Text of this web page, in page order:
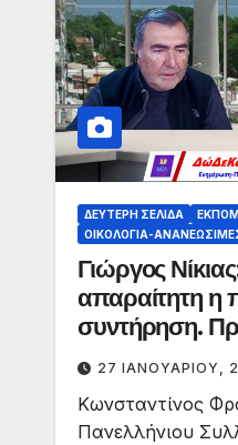
ΔΕΎΤΕΡΗ ΣΕΛΊΔΑ
ΟΙΚΟΛΟΓΊΑ-
Γιώργος
απαραίτητη η
συντήρηση.
ΠΑΣΥΦΩΣ θα
6%
27 ΙΑΝΟΥΑΡΊΟΥ,
Κωνσταντίνος
Πανελλήνιου